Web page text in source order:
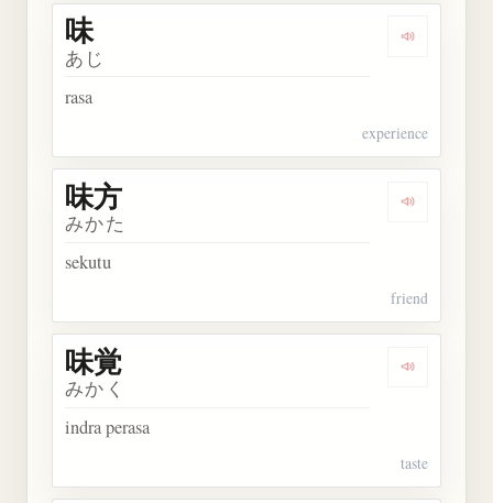
Dengarkan
味
あじ
rasa
experience
Dengarkan
味方
みかた
sekutu
friend
Dengarkan
味覚
みかく
indra perasa
taste